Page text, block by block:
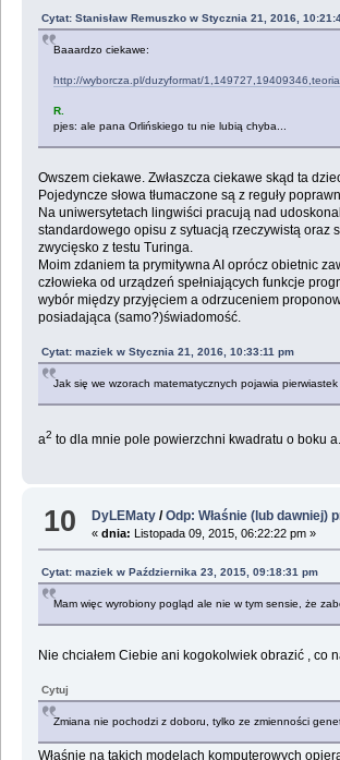
Cytat: Stanisław Remuszko w Stycznia 21, 2016,
Baaardzo ciekawe:
http://wyborcza.pl/duzyformat/
R.
pjes: ale pana Orlińskiego tu nie lubią chyba...
Owszem ciekawe. Zwłaszcza ciekawe skąd ta
Pojedyncze słowa tłumaczone są z reguły
Na uniwersytetach lingwiści pracują nad
standardowego opisu z sytuacją rzeczywistą oraz
zwycięsko z testu Turinga.
Moim zdaniem ta prymitywna AI oprócz obietnic
człowieka od urządzeń spełniających funkcje
wybór między przyjęciem a odrzuceniem
posiadająca (samo?)świadomość.
Cytat: maziek w Stycznia 21, 2016, 10:33:11 pm
Jak się we wzorach matematycznych pojawia
a2 to dla mnie pole powierzchni kwadratu o boku
10 DyLEMaty /Odp: Właśnie (lub dawniej)
«dnia: Listopada 09, 2015, 06:22:22 pm »
Cytat: maziek w Października 23, 2015, 09:18:31 pm
Mam więc wyrobiony pogląd ale nie w tym sensie, że
Nie chciałem Ciebie ani kogokolwiek obrazić , co
Cytuj
Zmiana nie pochodzi z doboru, tylko ze zmienności
Właśnie na takich modelach komputerowych